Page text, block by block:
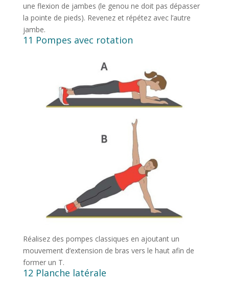
une flexion de jambes (le genou ne doit pas dépasser
la pointe de pieds). Revenez et répétez avec l’autre
jambe.
11 Pompes avec rotation
Réalisez des pompes classiques en ajoutant un
mouvement d’extension de bras vers le haut afin de
former un T.
12 Planche latérale